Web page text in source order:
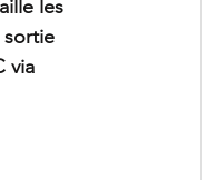
les
sortie
via